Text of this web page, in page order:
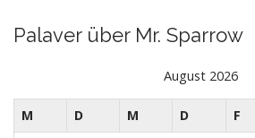
n
Palaver über Mr. Sparrow
August 2026
M D M D F